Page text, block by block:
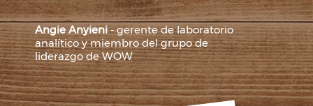
Angie Anyieni- gerente de laboratorio
analítico y miembro del grupo de
liderazgo de WOW